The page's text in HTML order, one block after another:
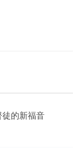
徒的新福音